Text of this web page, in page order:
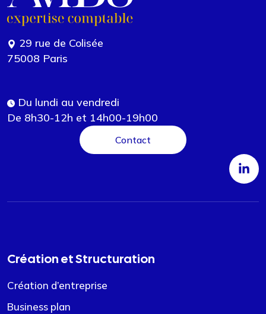
29 rue de Colisée
75008 Paris
Du lundi au vendredi
De 8h30-12h et 14h00-19h00
Contact
Création et Structuration
Création d’entreprise
Business plan